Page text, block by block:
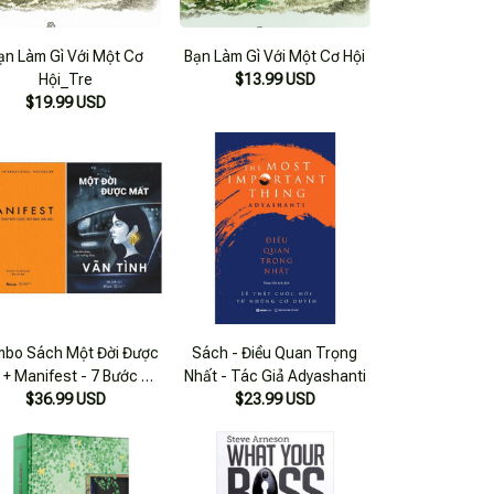
Làm Gì Với Một Cơ
Hội_Tre
$19.99 USD
Bạn Làm Gì Với Một Cơ Hội
$13.99 USD
Sách Một Đời Được
Manifest - 7 Bước Để
Đổi Cuộc Đời Bạn Mãi
$36.99 USD
Sách - Điều Quan Trọng
Nhất - Tác Giả Adyashanti
$23.99 USD